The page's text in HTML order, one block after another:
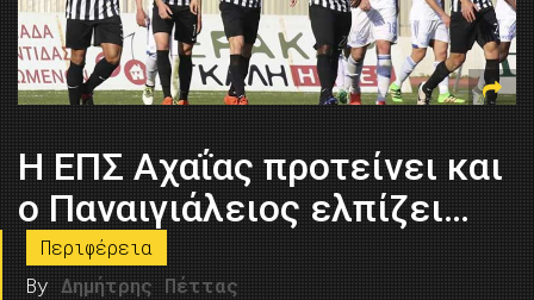
Η ΕΠΣ Αχαΐας προτείνει και
ο Παναιγιάλειος ελπίζει…
Περιφέρεια
By Δημήτρης Πέττας